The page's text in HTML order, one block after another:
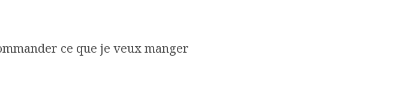
ce que je veux manger